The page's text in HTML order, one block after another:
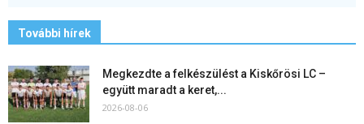
További hírek
Megkezdte a felkészülést a Kiskőrösi LC –
együtt maradt a keret,...
2026-08-06